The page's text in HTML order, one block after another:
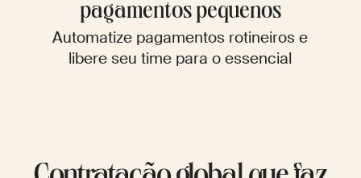
pagamentos pequenos
Automatize pagamentos rotineiros e
libere seu time para o essencial